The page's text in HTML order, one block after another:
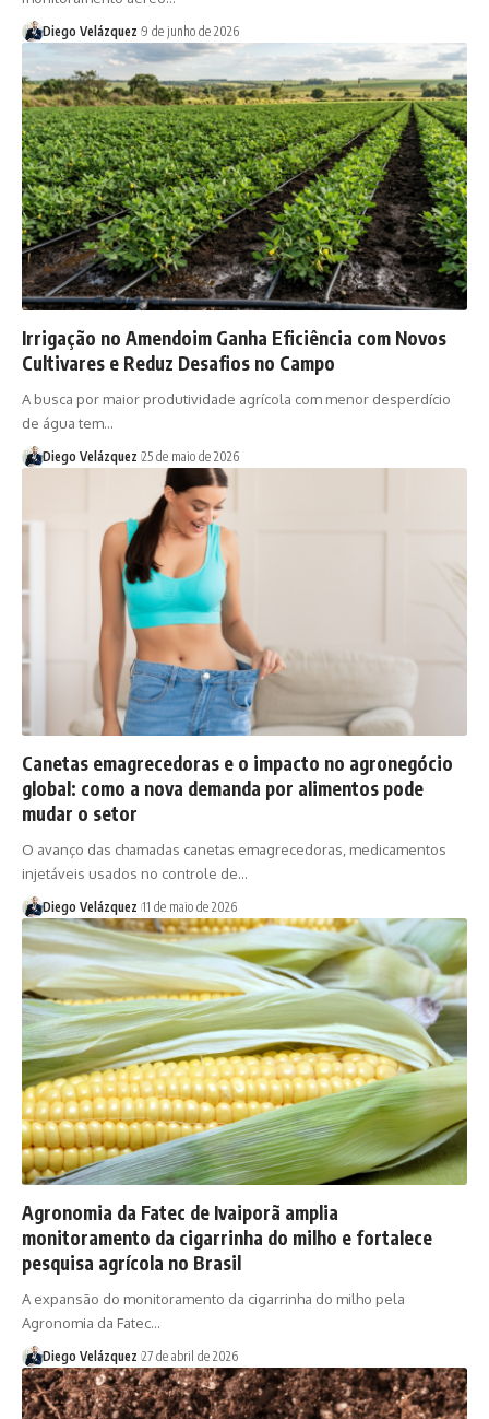
Diego Velázquez 9 de junho de 2026
Irrigação no Amendoim Ganha Eficiência com Novos
Cultivares e Reduz Desafios no Campo
A busca por maior produtividade agrícola com menor desperdício
de água tem…
Diego Velázquez 25 de maio de 2026
Canetas emagrecedoras e o impacto no agronegócio
global: como a nova demanda por alimentos pode
mudar o setor
O avanço das chamadas canetas emagrecedoras, medicamentos
injetáveis usados no controle de…
Diego Velázquez 11 de maio de 2026
Agronomia da Fatec de Ivaiporã amplia
monitoramento da cigarrinha do milho e fortalece
pesquisa agrícola no Brasil
A expansão do monitoramento da cigarrinha do milho pela
Agronomia da Fatec…
Diego Velázquez 27 de abril de 2026